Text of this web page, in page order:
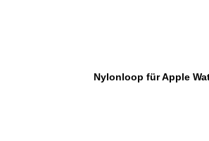
Nylonloop für Apple